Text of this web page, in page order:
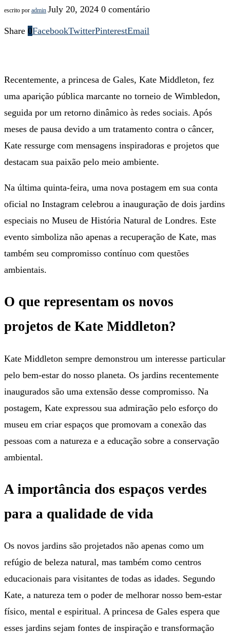
escrito por admin July 20, 2024 0 comentário
Share 0FacebookTwitterPinterestEmail
Recentemente, a princesa de Gales, Kate Middleton, fez
uma aparição pública marcante no torneio de Wimbledon,
seguida por um retorno dinâmico às redes sociais. Após
meses de pausa devido a um tratamento contra o câncer,
Kate ressurge com mensagens inspiradoras e projetos que
destacam sua paixão pelo meio ambiente.
Na última quinta-feira, uma nova postagem em sua conta
oficial no Instagram celebrou a inauguração de dois jardins
especiais no Museu de História Natural de Londres. Este
evento simboliza não apenas a recuperação de Kate, mas
também seu compromisso contínuo com questões
ambientais.
O que representam os novos
projetos de Kate Middleton?
Kate Middleton sempre demonstrou um interesse particular
pelo bem-estar do nosso planeta. Os jardins recentemente
inaugurados são uma extensão desse compromisso. Na
postagem, Kate expressou sua admiração pelo esforço do
museu em criar espaços que promovam a conexão das
pessoas com a natureza e a educação sobre a conservação
ambiental.
A importância dos espaços verdes
para a qualidade de vida
Os novos jardins são projetados não apenas como um
refúgio de beleza natural, mas também como centros
educacionais para visitantes de todas as idades. Segundo
Kate, a natureza tem o poder de melhorar nosso bem-estar
físico, mental e espiritual. A princesa de Gales espera que
esses jardins sejam fontes de inspiração e transformação